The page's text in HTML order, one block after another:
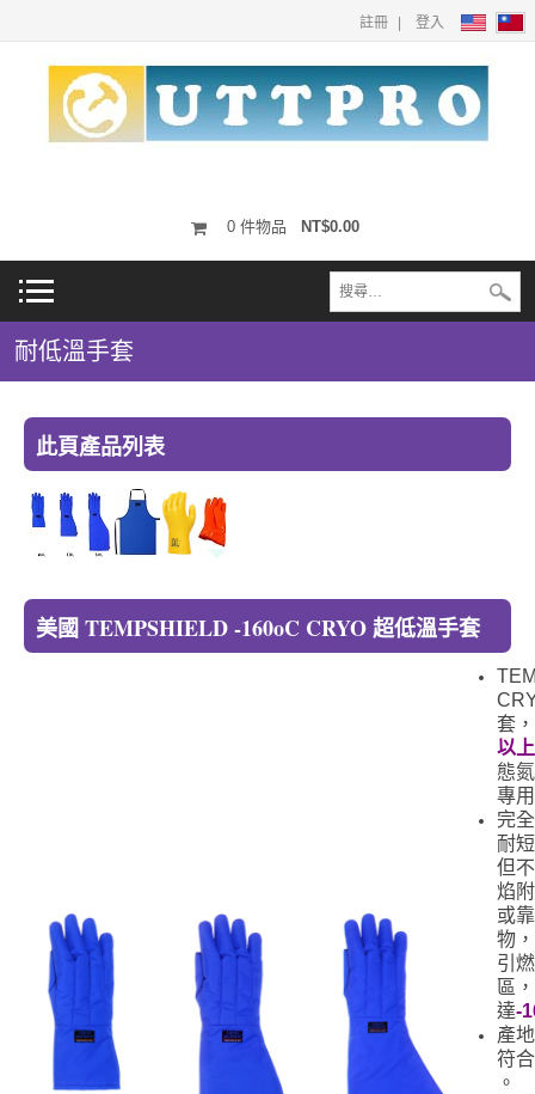
註冊 登入
0 件物品 NT$0.00
耐低溫手套
此頁產品列表
美國 TEMPSHIELD -160oC CRYO 超低溫手套
套
以上
態
專
完
耐
但
焰
或
物
引
區
達-
產
符
。